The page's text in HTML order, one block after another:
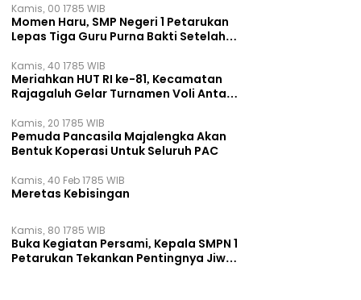
Kamis, 00 1785 WIB
Momen Haru, SMP Negeri 1 Petarukan
Lepas Tiga Guru Purna Bakti Setelah
Kamis, 40 1785 WIB
Meriahkan HUT RI ke-81, Kecamatan
Rajagaluh Gelar Turnamen Voli Antar
Kamis, 20 1785 WIB
Pemuda Pancasila Majalengka Akan
Bentuk Koperasi Untuk Seluruh PAC
Kamis, 40 Feb 1785 WIB
Meretas Kebisingan
Kamis, 80 1785 WIB
Buka Kegiatan Persami, Kepala SMPN 1
Petarukan Tekankan Pentingnya Jiwa